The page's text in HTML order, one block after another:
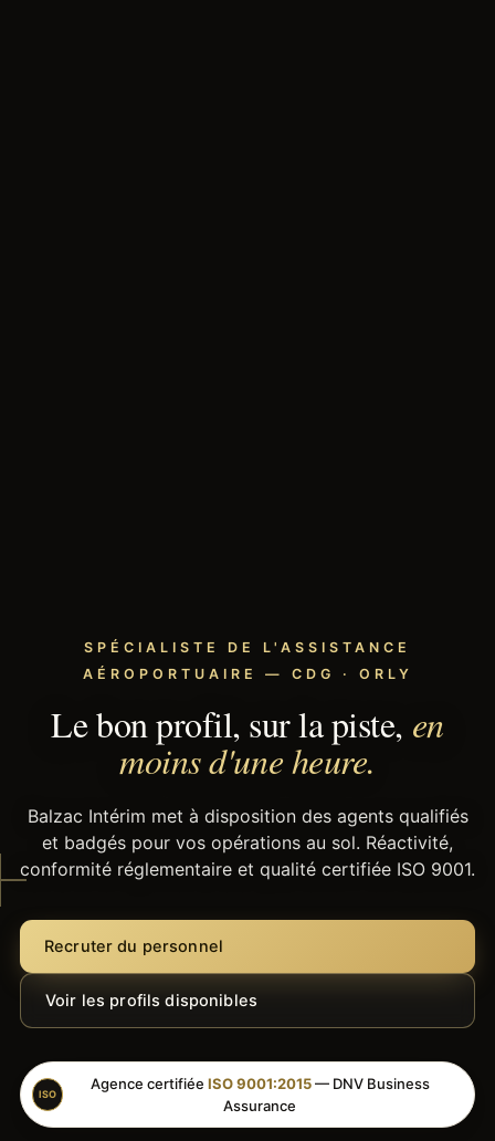
SPÉCIALISTE DE L'ASSISTANCE
AÉROPORTUAIRE — CDG · ORLY
Le bon profil, sur la piste, en
moins d'une heure.
Balzac Intérim met à disposition des agents qualifiés
et badgés pour vos opérations au sol. Réactivité,
conformité réglementaire et qualité certifiée ISO 9001.
Recruter du personnel
Voir les profils disponibles
ISO
Agence certifiée ISO 9001:2015— DNV Business
Assurance